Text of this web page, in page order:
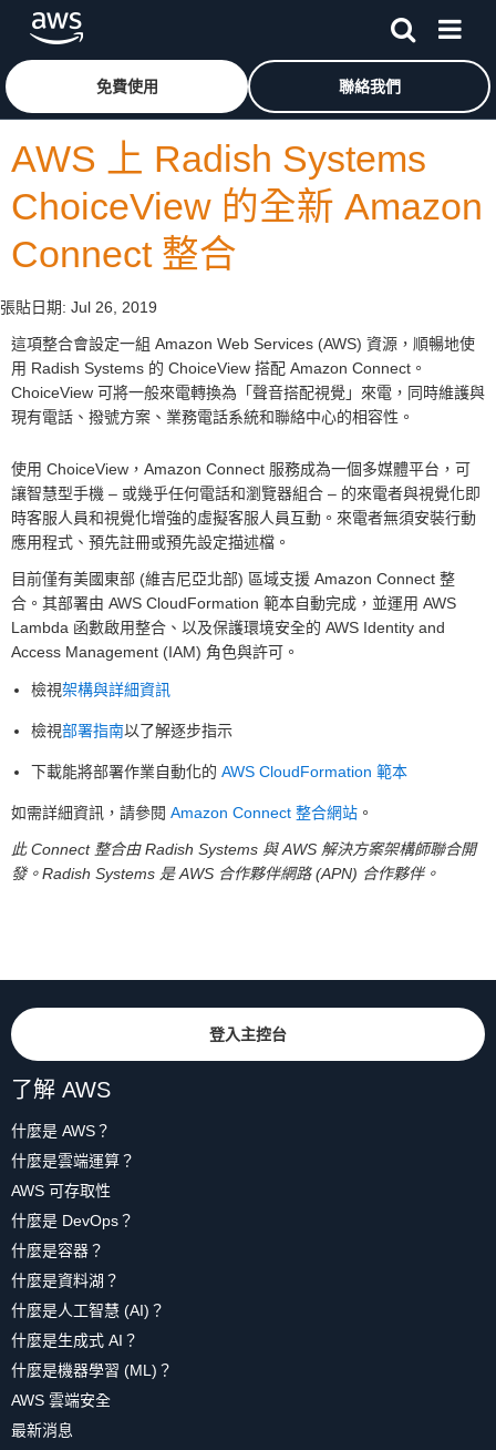
跳至主要內容按一下這裡可返回 Amazon Web Services 首頁
免費使用 聯絡我們
AWS 上 Radish Systems
ChoiceView 的全新 Amazon
Connect 整合
張貼日期: Jul 26, 2019
這項整合會設定一組 Amazon Web Services (AWS) 資源，順暢地使
用 Radish Systems 的 ChoiceView 搭配 Amazon Connect。
ChoiceView 可將一般來電轉換為「聲音搭配視覺」來電，同時維護與
現有電話、撥號方案、業務電話系統和聯絡中心的相容性。
使用 ChoiceView，Amazon Connect 服務成為一個多媒體平台，可
讓智慧型手機 – 或幾乎任何電話和瀏覽器組合 – 的來電者與視覺化即
時客服人員和視覺化增強的虛擬客服人員互動。來電者無須安裝行動
應用程式、預先註冊或預先設定描述檔。
目前僅有美國東部 (維吉尼亞北部) 區域支援 Amazon Connect 整
合。其部署由 AWS CloudFormation 範本自動完成，並運用 AWS
Lambda 函數啟用整合、以及保護環境安全的 AWS Identity and
Access Management (IAM) 角色與許可。
檢視架構與詳細資訊
檢視部署指南以了解逐步指示
下載能將部署作業自動化的 AWS CloudFormation 範本
如需詳細資訊，請參閱 Amazon Connect 整合網站 。
此 Connect 整合由 Radish Systems 與 AWS 解決方案架構師聯合開
發。Radish Systems 是 AWS 合作夥伴網路 (APN) 合作夥伴。
登入主控台
了解 AWS
什麼是 AWS？
什麼是雲端運算？
AWS 可存取性
什麼是 DevOps？
什麼是容器？
什麼是資料湖？
什麼是人工智慧 (AI)？
什麼是生成式 AI？
什麼是機器學習 (ML)？
AWS 雲端安全
最新消息